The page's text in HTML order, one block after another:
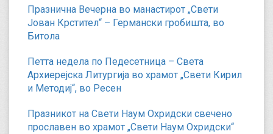
Празнична Вечерна во манастирот „Свети
Јован Крстител“ – Германски гробишта, во
Битола
Петта недела по Педесетница – Света
Архиерејска Литургија во храмот „Свети Кирил
и Методиј“, во Ресен
Празникот на Свети Наум Охридски свечено
прославен во храмот „Свети Наум Охридски“